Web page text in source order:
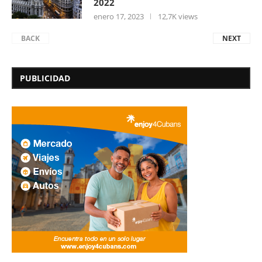
2022
enero 17, 2023 12,7K views
BACK NEXT
PUBLICIDAD